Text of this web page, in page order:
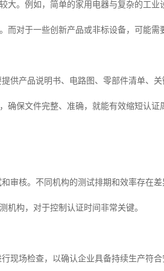
大。例如，简单的家用电器与复杂的工
而对于一些创新产品或非标设备，可能
供产品说明书、电路图、零部件清单、
确保文件完整、准确，就能有效缩短认
审核。不同机构的测试排期和效率存在
机构，对于控制认证时间非常关键。
现场检查，以确认企业具备持续生产符